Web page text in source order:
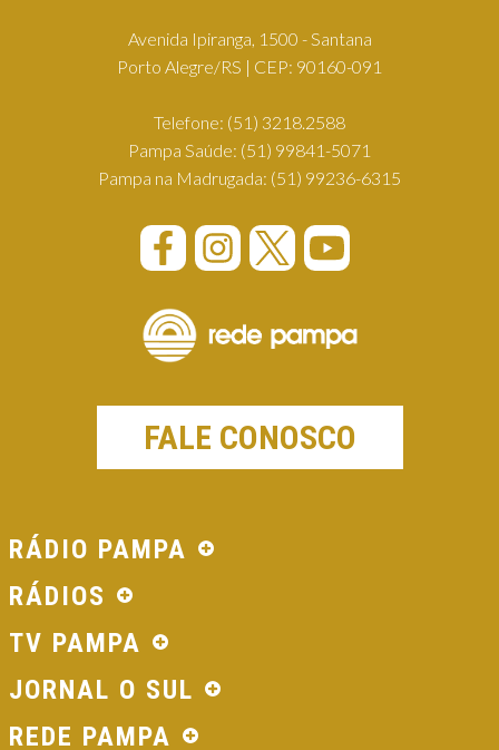
Avenida Ipiranga, 1500 - Santana
Porto Alegre/RS | CEP: 90160-091
Telefone: (51) 3218.2588
Pampa Saúde: (51) 99841-5071
Pampa na Madrugada: (51) 99236-6315
FALE CONOSCO
RÁDIO PAMPA
RÁDIOS
TV PAMPA
JORNAL O SUL
REDE PAMPA